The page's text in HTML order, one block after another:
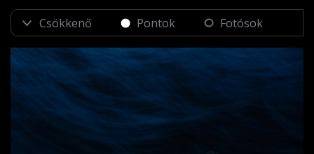
Pontok Fotósok